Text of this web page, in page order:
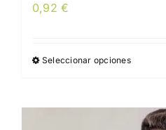
0,92€
Seleccionar opcionesEste